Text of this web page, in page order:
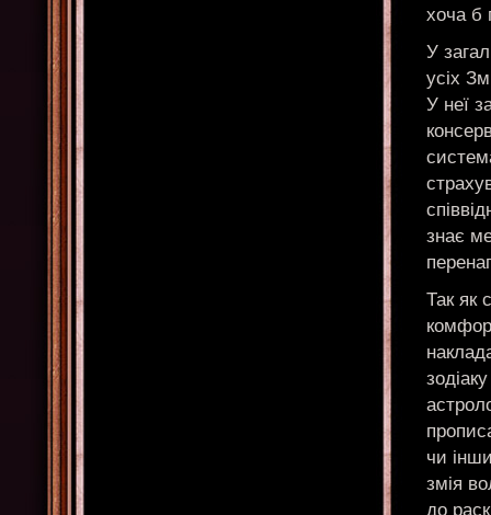
хоча б
У
усіх
У неї
знає
Так як
чи
змія
до